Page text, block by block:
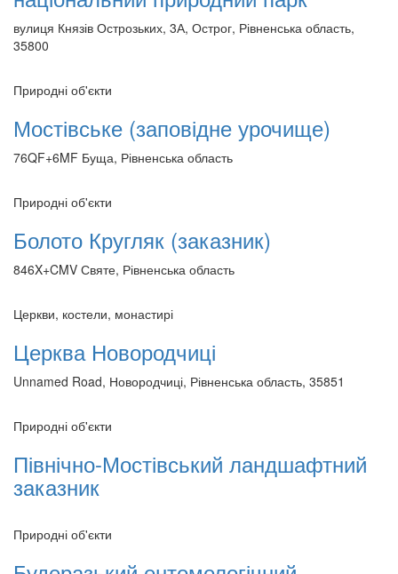
вулиця Князів Острозьких, 3А, Острог, Рівненська область,
35800
Природні об'єкти
Мостівське (заповідне урочище)
76QF+6MF Буща, Рівненська область
Природні об'єкти
Болото Кругляк (заказник)
846X+CMV Святе, Рівненська область
Церкви, костели, монастирі
Церква Новородчиці
Unnamed Road, Новородчиці, Рівненська область, 35851
Природні об'єкти
Північно-Мостівський ландшафтний
заказник
Природні об'єкти